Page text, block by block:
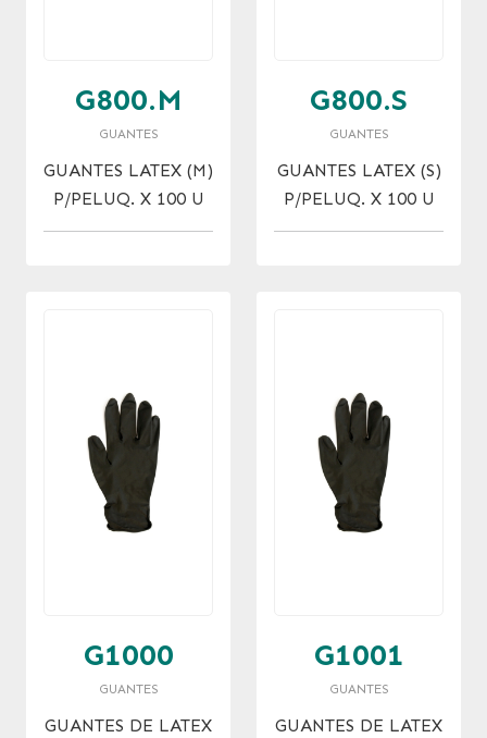
G800.M
GUANTES
GUANTES LATEX (M)
P/PELUQ. X 100 U
G800.S
GUANTES
GUANTES LATEX (S)
P/PELUQ. X 100 U
G1000
GUANTES
GUANTES DE LATEX
G1001
GUANTES
GUANTES DE LATEX